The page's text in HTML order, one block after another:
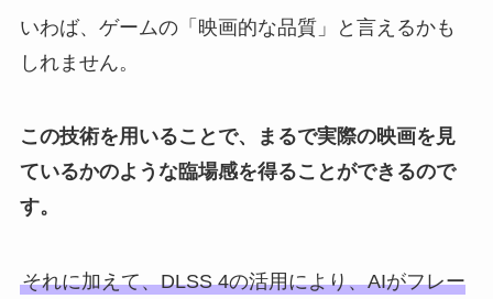
いわば、ゲームの「映画的な品質」と言えるかも
しれません。
この技術を用いることで、まるで実際の映画を見
ているかのような臨場感を得ることができるので
す。
それに加えて、DLSS 4の活用により、AIがフレー